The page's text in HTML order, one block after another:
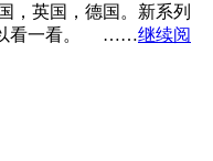
，英国，德国。新系列
以看一看。 ……继续阅